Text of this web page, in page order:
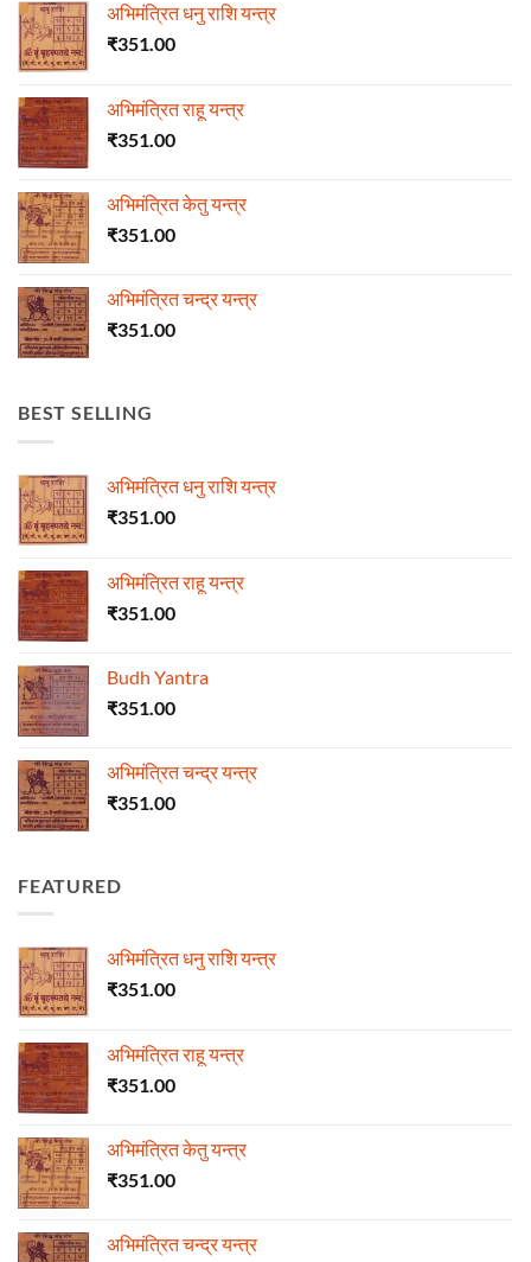
अभिमंत्रित धनु राशि यन्त्र
₹351.00
अभिमंत्रित राहू यन्त्र
₹351.00
अभिमंत्रित केतु यन्त्र
₹351.00
अभिमंत्रित चन्द्र यन्त्र
₹351.00
BEST SELLING
अभिमंत्रित धनु राशि यन्त्र
₹351.00
अभिमंत्रित राहू यन्त्र
₹351.00
Budh Yantra
₹351.00
अभिमंत्रित चन्द्र यन्त्र
₹351.00
FEATURED
अभिमंत्रित धनु राशि यन्त्र
₹351.00
अभिमंत्रित राहू यन्त्र
₹351.00
अभिमंत्रित केतु यन्त्र
₹351.00
अभिमंत्रित चन्द्र यन्त्र